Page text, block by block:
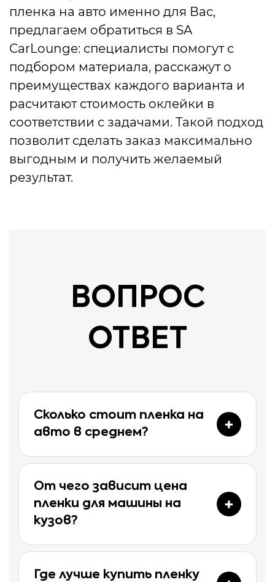
пленка на авто именно для Вас,
предлагаем обратиться в SA
CarLounge: специалисты помогут с
подбором материала, расскажут о
преимуществах каждого варианта и
расчитают стоимость оклейки в
соответствии с задачами. Такой подход
позволит сделать заказ максимально
выгодным и получить желаемый
результат.
ВОПРОС
ОТВЕТ
Сколько стоит пленка на
авто в среднем?
От чего зависит цена
пленки для машины на
кузов?
Где лучше купить пленку